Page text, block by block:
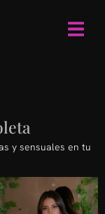
y sensuales en tu